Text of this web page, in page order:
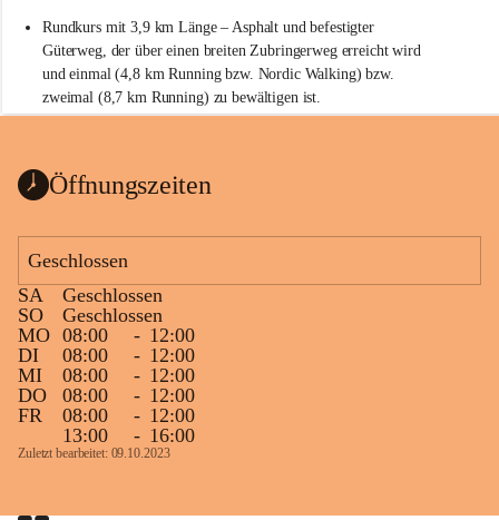
Rundkurs mit 3,9 km Länge – Asphalt und befestigter
Güterweg, der über einen breiten Zubringerweg erreicht wird
und einmal (4,8 km Running bzw. Nordic Walking) bzw.
zweimal (8,7 km Running) zu bewältigen ist.
Parkplatz auf der Rückseite der St. Martins Therme & Lodge
Zielgelände mit Verpflegungstruck
Ablauf
Samstag, 19.9.
13 bis 15 Uhr Startnummernausgabe, im Seminarraum der St.
Martins Therme & Lodge Frauenkirchen (vom Parkplatz hinter
der Therme zugänglich)
Sonntag, 20.9.
Öffnungszeiten
Geschlossen
SA
Geschlossen
SO
Geschlossen
MO 08:00 - 12:00
DI
08:00 - 12:00
MI
08:00 - 12:00
DO
08:00 - 12:00
FR
08:00 - 12:00
13:00
- 16:00
Zuletzt bearbeitet: 09.10.2023